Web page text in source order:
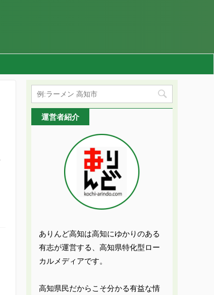
運営者紹介
ありんど高知は高知にゆかりのある
有志が運営する、高知県特化型ロー
カルメディアです。
高知県民だからこそ分かる有益な情